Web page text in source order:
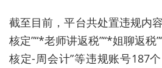
截至目前，平台共处置违规内
核定”“*老师讲返税”“*姐聊返税
核定-周会计”等违规账号187个